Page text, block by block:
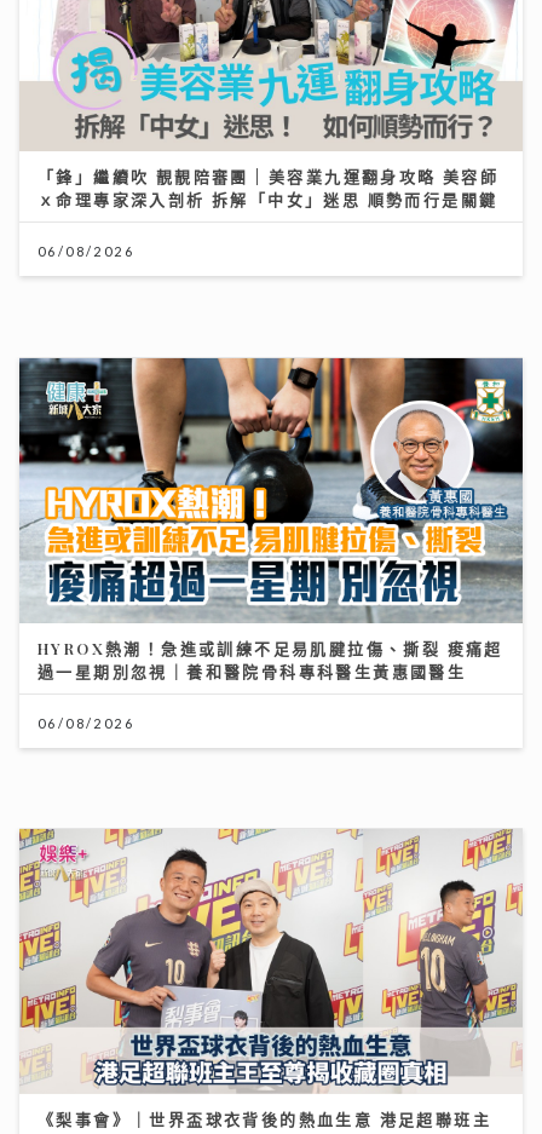
06/08/2026
《梨事會》｜世界盃球衣背後的熱血生意 港足超聯班主
王至尊揭收藏圈真相
港股下半年布局關鍵：專家拆解「七翻身」真偽 聚焦北
水與AI新趨勢